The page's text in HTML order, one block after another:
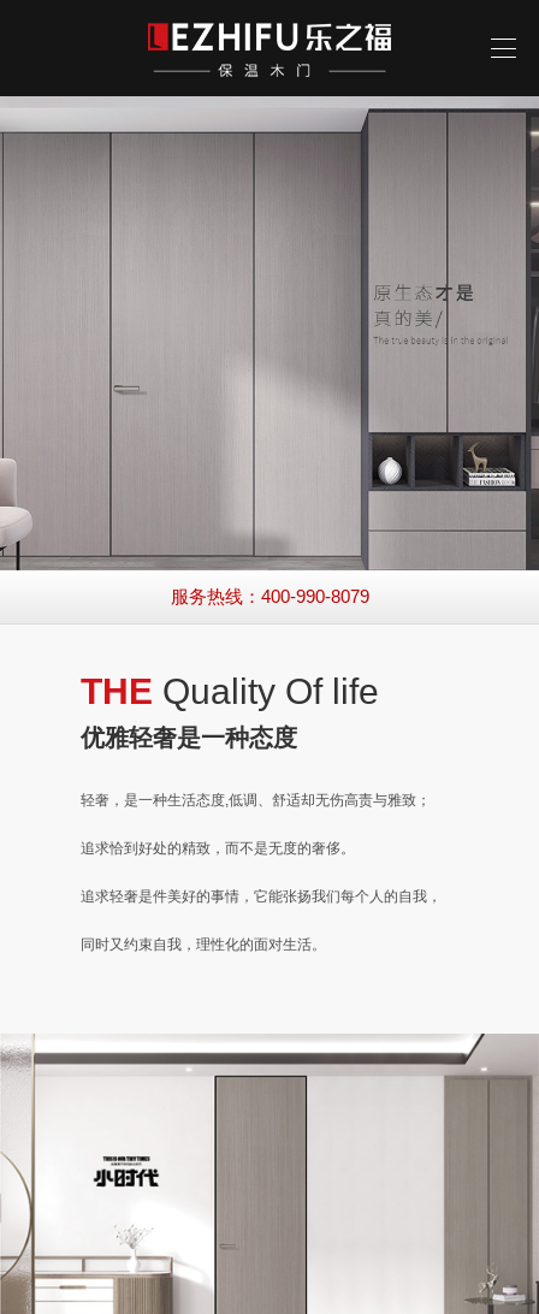
服务热线：400-990-8079
THE Quality Of life
优雅轻奢是一种态度
轻奢，是一种生活态度,低调、舒适却无伤高责与雅致；
追求恰到好处的精致，而不是无度的奢侈。
追求轻奢是件美好的事情，它能张扬我们每个人的自我，
同时又约束自我，理性化的面对生活。